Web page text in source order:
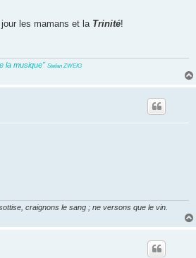
les mamans et la Trinité!
la musique" Stefan ZWEIG
craignons le sang ; ne versons que le vin.